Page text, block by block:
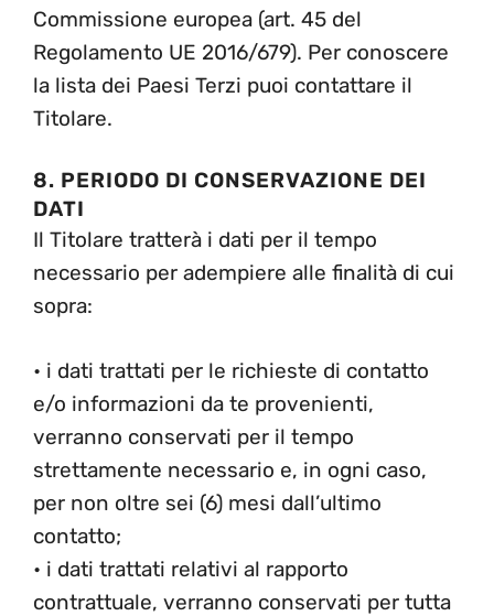
Commissione europea (art. 45 del
Regolamento UE 2016/679). Per conoscere
la lista dei Paesi Terzi puoi contattare il
Titolare.
8. PERIODO DI CONSERVAZIONE DEI
DATI
Il Titolare tratterà i dati per il tempo
necessario per adempiere alle finalità di cui
sopra:
• i dati trattati per le richieste di contatto
e/o informazioni da te provenienti,
verranno conservati per il tempo
strettamente necessario e, in ogni caso,
per non oltre sei (6) mesi dall’ultimo
contatto;
• i dati trattati relativi al rapporto
contrattuale, verranno conservati per tutta